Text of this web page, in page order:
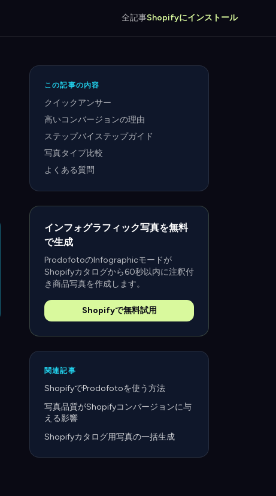
全記事Shopifyにインストール
この記事の内容
クイックアンサー
高いコンバージョンの理由
ステップバイステップガイド
写真タイプ比較
よくある質問
インフォグラフィック写真を無料
で生成
ProdofotoのInfographicモードが
Shopifyカタログから60秒以内に注釈付
き商品写真を作成します。
Shopifyで無料試用
関連記事
ShopifyでProdofotoを使う方法
写真品質がShopifyコンバージョンに与
える影響
Shopifyカタログ用写真の一括生成